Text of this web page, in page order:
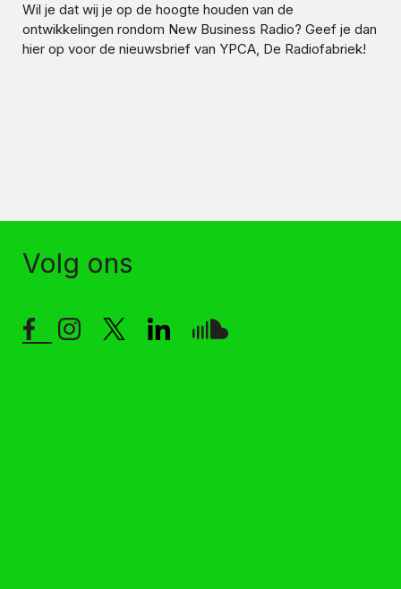
Wil je dat wij je op de hoogte houden van de
ontwikkelingen rondom New Business Radio? Geef je dan
hier op voor de nieuwsbrief van YPCA, De Radiofabriek!
Volg ons